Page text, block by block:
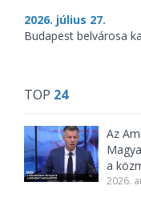
2026. július 27.
Budapest belvárosa
TOP 24
Az
a
2026.